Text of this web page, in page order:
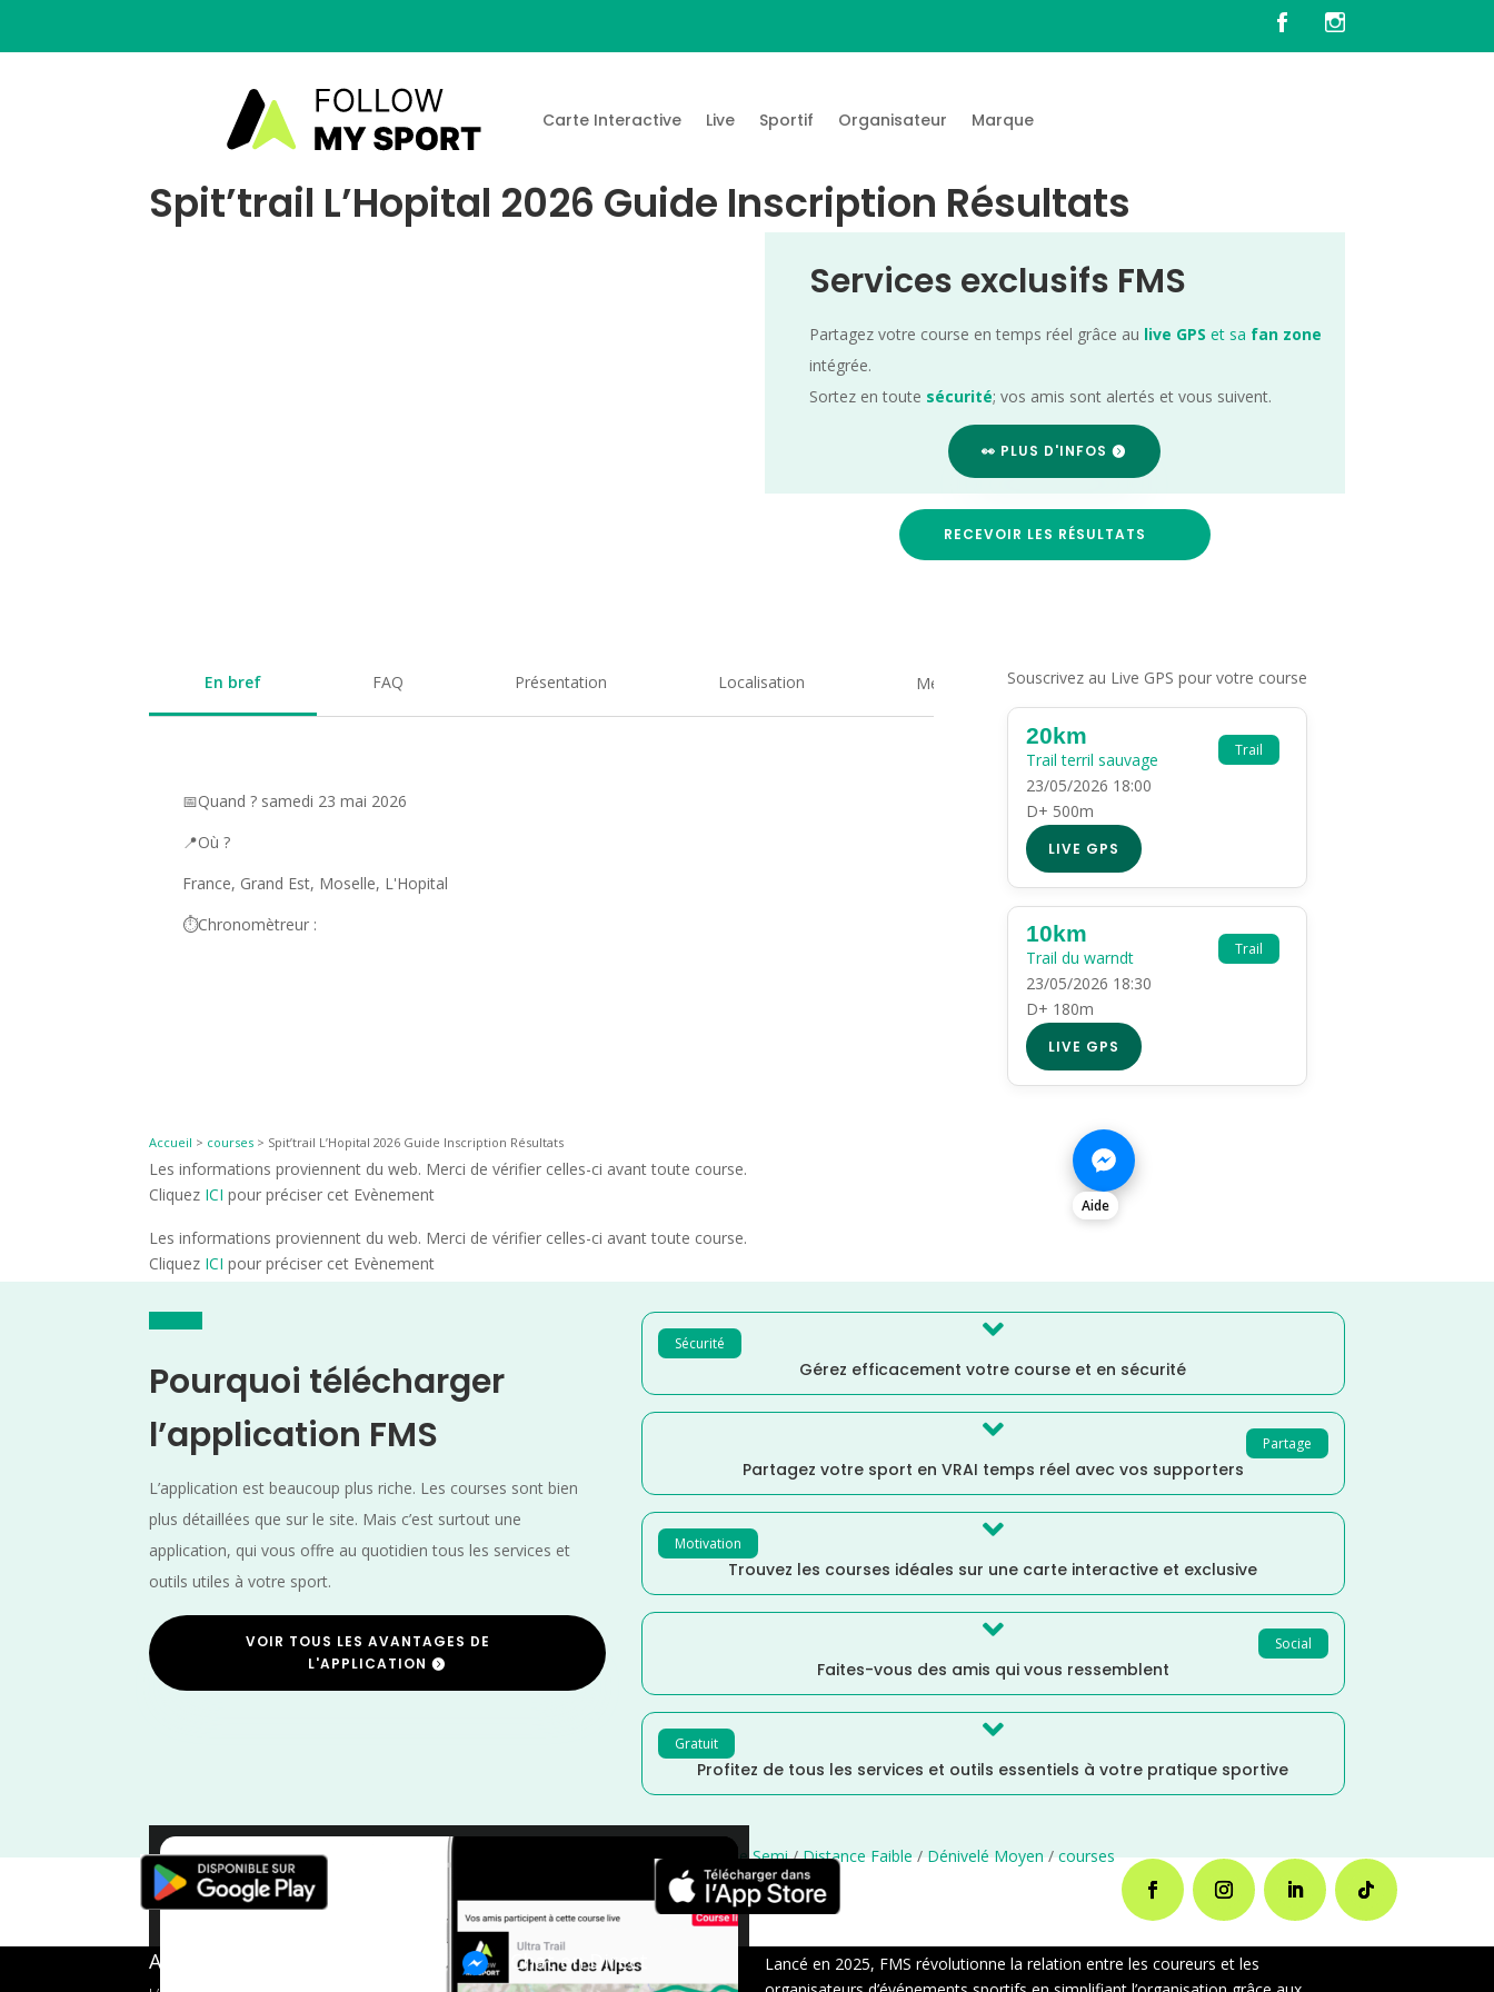
Carte Interactive Live Sportif Organisateur Marque
Spit’trail L’Hopital 2026 Guide Inscription Résultats
Services exclusifs FMS
Partagez votre course en temps réel grâce au live GPS et sa fan zone
intégrée.
Sortez en toute sécurité; vos amis sont alertés et vous suivent.
👀 PLUS D'INFOS
RECEVOIR LES RÉSULTATS
En bref FAQ Présentation Localisation Medias
📅Quand ? samedi 23 mai 2026
📍Où ?
France, Grand Est, Moselle, L'Hopital
⏱️Chronomètreur :
Souscrivez au Live GPS pour votre course
Trail
20km
Trail terril sauvage
23/05/2026 18:00
D+ 500m
LIVE GPS
Trail
10km
Trail du warndt
23/05/2026 18:30
D+ 180m
LIVE GPS
Accueil > courses > Spit’trail L’Hopital 2026 Guide Inscription Résultats
Les informations proviennent du web. Merci de vérifier celles-ci avant toute course.
Cliquez ICI pour préciser cet Evènement
Les informations proviennent du web. Merci de vérifier celles-ci avant toute course.
Cliquez ICI pour préciser cet Evènement
Aide
Pourquoi télécharger
l’application FMS
L’application est beaucoup plus riche. Les courses sont bien
plus détaillées que sur le site. Mais c’est surtout une
application, qui vous offre au quotidien tous les services et
outils utiles à votre sport.
VOIR TOUS LES AVANTAGES DE
L'APPLICATION
Sécurité 
Gérez efficacement votre course et en sécurité
Partage

Partagez votre sport en VRAI temps réel avec vos supporters
Motivation 
Trouvez les courses idéales sur une carte interactive et exclusive
Social

Faites-vous des amis qui vous ressemblent
Gratuit 
Profitez de tous les services et outils essentiels à votre pratique sportive
×
France Distance Semi/Distance Faible/Dénivelé Moyen/courses
A propos de FMS Chat en Direct
Lancé en 2025, FMS révolutionne la relation entre les coureurs et les